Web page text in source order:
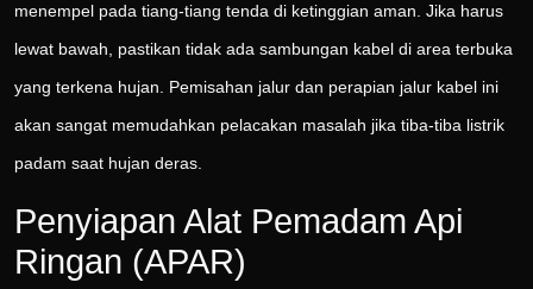
menempel pada tiang-tiang tenda di ketinggian aman. Jika harus
lewat bawah, pastikan tidak ada sambungan kabel di area terbuka
yang terkena hujan. Pemisahan jalur dan perapian jalur kabel ini
akan sangat memudahkan pelacakan masalah jika tiba-tiba listrik
padam saat hujan deras.
Penyiapan Alat Pemadam Api
Ringan (APAR)